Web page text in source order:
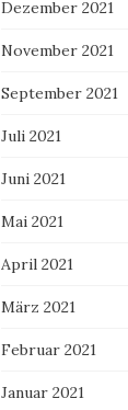
Dezember 2021
November 2021
September 2021
Juli 2021
Juni 2021
Mai 2021
April 2021
März 2021
Februar 2021
Januar 2021